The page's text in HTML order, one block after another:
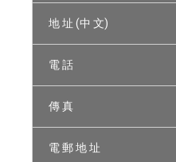
地 址 (中 文)
電 話
傳 真
電 郵 地 址